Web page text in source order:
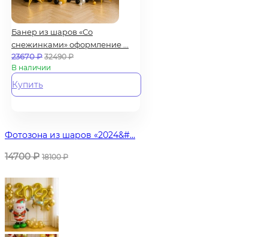
Банер из шаров «Со
снежинками» оформление ...
23670₽ 32490₽
В наличии
Купить
Фотозона из шаров «2024&#...
14700₽ 18100₽